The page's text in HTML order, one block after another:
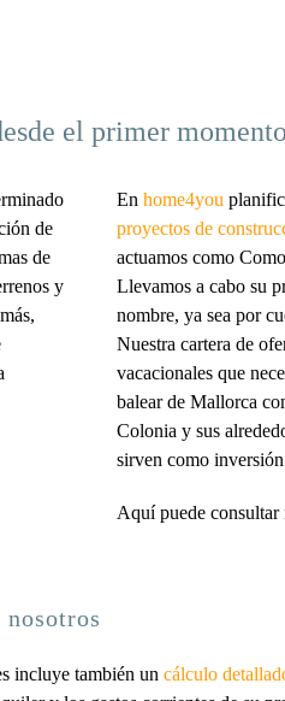
el primer
de
de
y
Enhome4you
proyectos de
actuamos como
Llevamos a cabo su
nombre, ya sea por
Nuestra cartera de
vacacionales que
balear de Mallorca
Colonia y sus
sirven como
Aquí puede consultar
nosotros
incluye también un cálculo